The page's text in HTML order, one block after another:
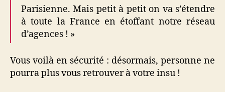
Parisienne. Mais petit à petit on va s’étendre
à toute la France en étoffant notre réseau
d’agences ! »
Vous voilà en sécurité : désormais, personne ne
pourra plus vous retrouver à votre insu !